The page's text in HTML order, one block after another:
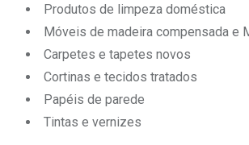
Produtos de limpeza doméstica
Móveis de madeira compensada e
Carpetes e tapetes novos
Cortinas e tecidos tratados
Papéis de parede
Tintas e vernizes